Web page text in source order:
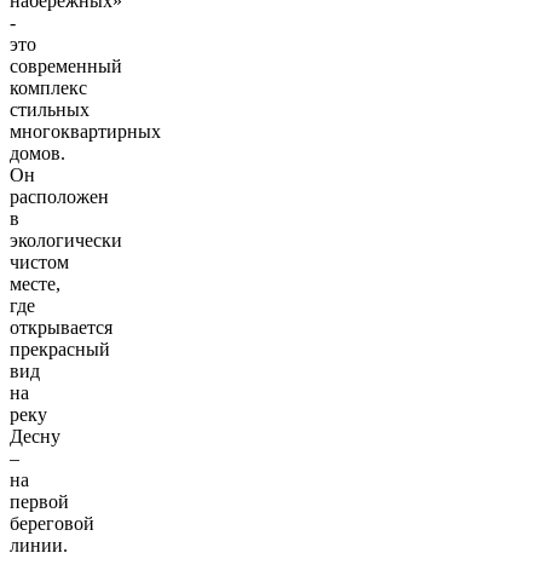
-
это
современный
комплекс
стильных
многоквартирных
домов.
Он
расположен
в
экологически
чистом
месте,
где
открывается
прекрасный
вид
на
реку
Десну
–
на
первой
береговой
линии.